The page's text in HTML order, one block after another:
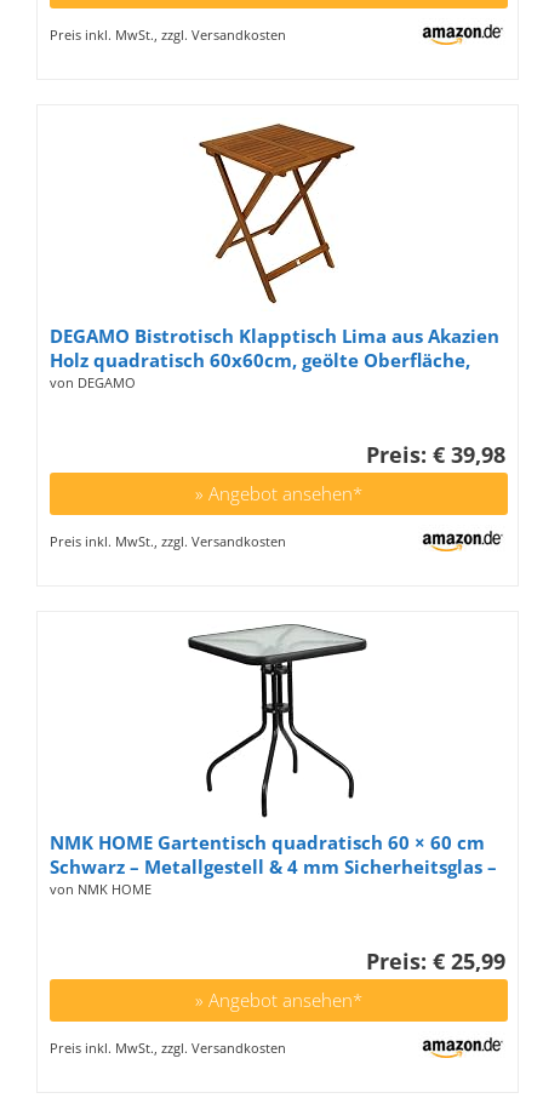
Preis inkl. MwSt., zzgl. Versandkosten
DEGAMO Bistrotisch Klapptisch Lima aus Akazien
Holz quadratisch 60x60cm, geölte Oberfläche,
klappbar
von DEGAMO
Preis: € 39,98
» Angebot ansehen*
Preis inkl. MwSt., zzgl. Versandkosten
NMK HOME Gartentisch quadratisch 60 × 60 cm
Schwarz – Metallgestell & 4 mm Sicherheitsglas –
wetterfester Balkontisch/Terrassentisch
von NMK HOME
Preis: € 25,99
» Angebot ansehen*
Preis inkl. MwSt., zzgl. Versandkosten